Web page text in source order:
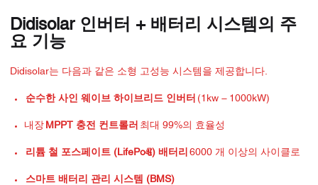
Didisolar 인버터 + 배터리 시스템의 주
요 기능
Didisolar는 다음과 같은 소형 고성능 시스템을 제공합니다.
순수한 사인 웨이브 하이브리드 인버터 (1kw – 1000kW)
내장 MPPT 충전 컨트롤러 최대 99%의 효율성
리튬 철 포스페이트 (LifePo₄) 배터리 6000 개 이상의 사이클로
스마트 배터리 관리 시스템 (BMS)